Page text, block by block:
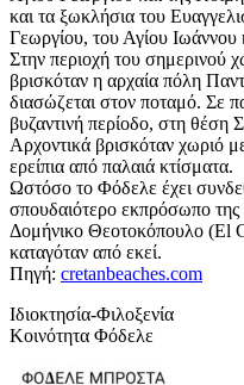
και τα ξωκλήσια του
Γεωργίου, του Αγίου
Στην περιοχή του σημερινού
βρισκόταν η αρχαία πόλη
διασώζεται στον ποταμό. Σε
βυζαντινή περίοδο, στη θέση
Αρχοντικά βρισκόταν χωριό
ερείπια από παλαιά κτίσματα.
Ωστόσο το Φόδελε έχει
σπουδαιότερο εκπρόσωπο της
Δομήνικο Θεοτοκόπουλο (El
καταγόταν από εκεί.
Πηγή: cretanbeaches.com
Ιδιοκτησία-Φιλοξενία
Κοινότητα Φόδελε